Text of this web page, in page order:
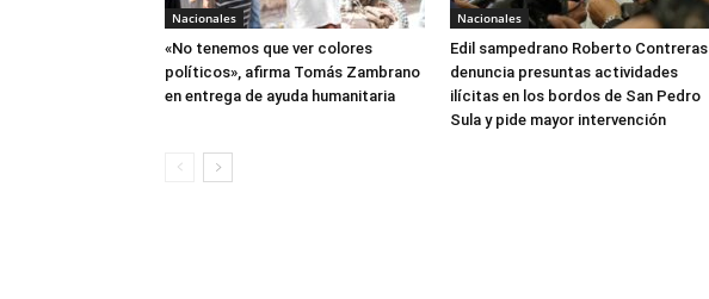
Nacionales
«No tenemos que ver colores
políticos», afirma Tomás Zambrano
en entrega de ayuda humanitaria
Nacionales
Edil sampedrano Roberto Contreras
denuncia presuntas actividades
ilícitas en los bordos de San Pedro
Sula y pide mayor intervención